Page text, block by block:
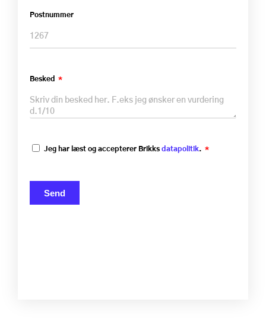
Postnummer
Besked
Jeg har læst og accepterer Brikks datapolitik.
Send